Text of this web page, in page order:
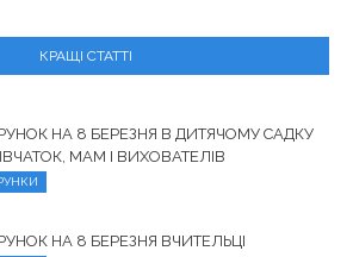
КРАЩІ СТАТТІ
НА 8 БЕРЕЗНЯ В ДИТЯЧОМУ САДКУ
МАМ І ВИХОВАТЕЛІВ
НА 8 БЕРЕЗНЯ ВЧИТЕЛЬЦІ